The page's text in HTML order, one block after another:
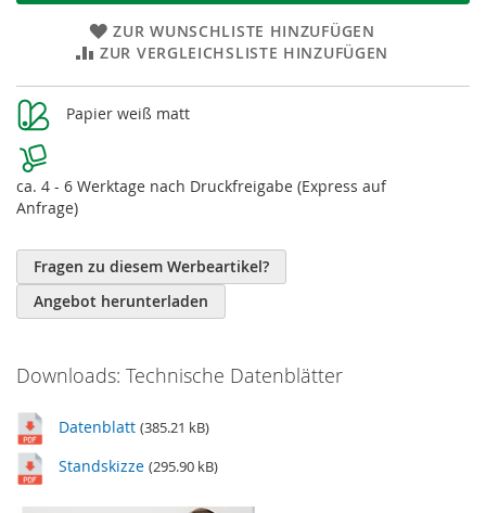
ZUR WUNSCHLISTE HINZUFÜGEN
ZUR VERGLEICHSLISTE HINZUFÜGEN
Weitere
Informationen
Papier weiß matt
ca. 4 - 6 Werktage nach Druckfreigabe (Express auf
Anfrage)
Fragen zu diesem Werbeartikel?
Angebot herunterladen
Downloads: Technische Datenblätter
Datenblatt (385.21 kB)
Standskizze (295.90 kB)